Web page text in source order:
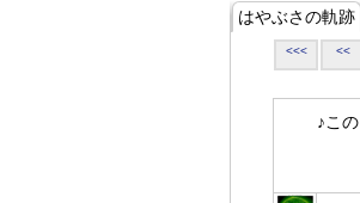
はやぶさの軌跡
<<< <<
♪この